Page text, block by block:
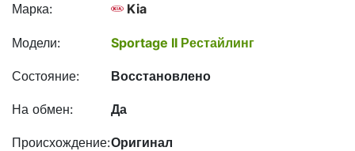
Марка: Kia
Модели: Sportage II Рестайлинг
Состояние: Восстановлено
На обмен: Да
Происхождение:Оригинал